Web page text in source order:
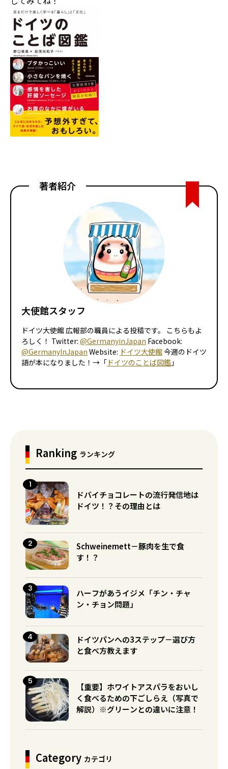
著者紹介
大使館スタッフ
ドイツ大使館 広報部の職員による投稿です。 こちらもよ
ろしく！ Twitter: @GermanyinJapan Facebook:
@GermanyInJapan Website: ドイツ大使館今週のドイツ
語が本になりました！→「 ドイツのことば図鑑 」
Ranking ランキング
ドバイチョコレートの流行発信地は
ドイツ！？その理由とは
Schweinemett－豚肉を生で食
す！？
ハーフがあうイジメ「チン・チャ
ン・チョン問題」
ドイツパンへの3ステップ－選び方
と食べ方教えます
【重要】ホワイトアスパラをおいし
く食べるための下ごしらえ（写真で
解説）※グリーンとの違いに注意！
Category カテゴリ